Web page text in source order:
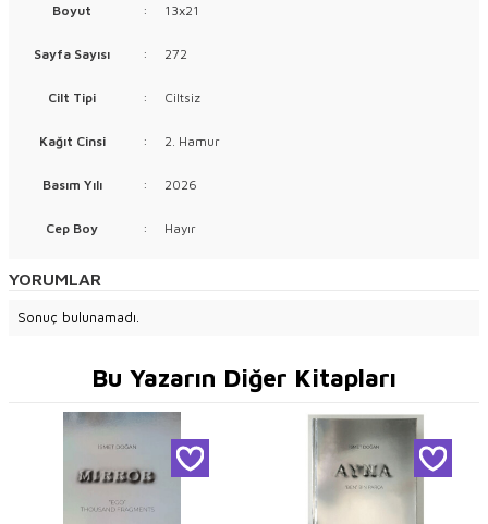
Boyut : 13x21
Sayfa Sayısı : 272
Cilt Tipi : Ciltsiz
Kağıt Cinsi : 2. Hamur
Basım Yılı : 2026
Cep Boy : Hayır
YORUMLAR
Sonuç bulunamadı.
Bu Yazarın Diğer Kitapları